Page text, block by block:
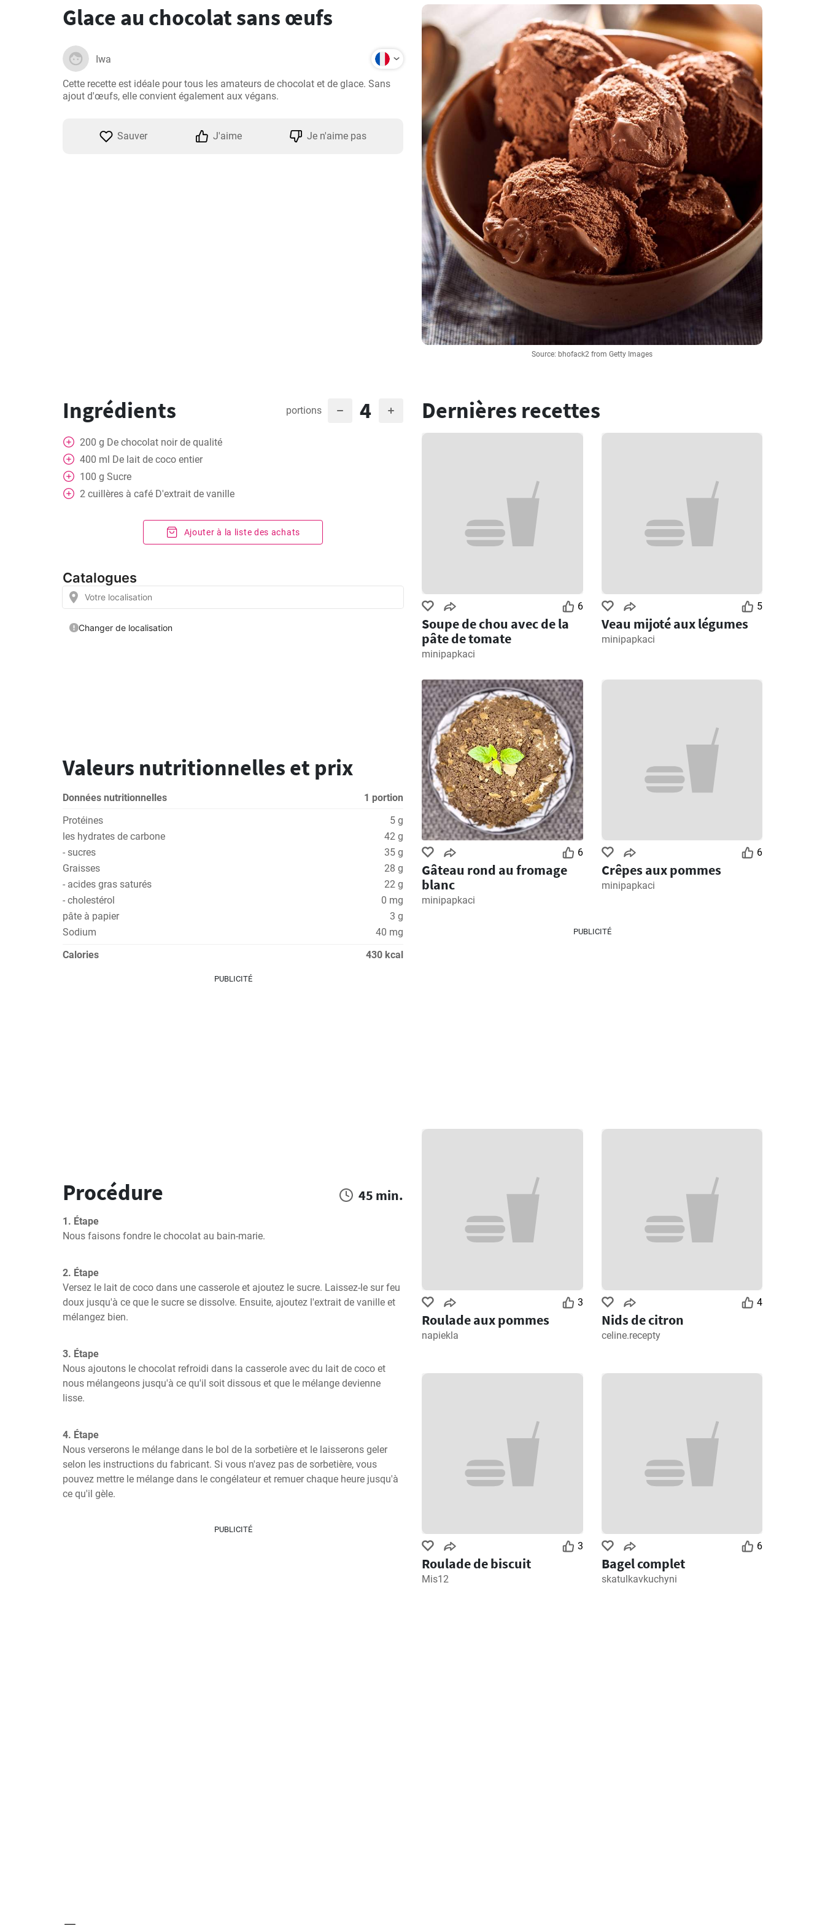
Source: bhofack2 from Getty Images
Glace au chocolat sans œufs
Iwa
Cette recette est idéale pour tous les amateurs de chocolat et de glace. Sans
ajout d'œufs, elle convient également aux végans.
Sauver J'aime Je n'aime pas
Ingrédients portions 4
200 g De chocolat noir de qualité
400 ml De lait de coco entier
100 g Sucre
2 cuillères à café D'extrait de vanille
Ajouter à la liste des achats
Valeurs nutritionnelles et prix
Données nutritionnelles
1 portion
Protéines
5 g
les hydrates de carbone
42 g
- sucres
35 g
Graisses
28 g
- acides gras saturés
22 g
- cholestérol
0 mg
pâte à papier
3 g
Sodium
40 mg
Calories
430 kcal
PUBLICITÉ
Procédure 45 min.
1. Étape
Nous faisons fondre le chocolat au bain-marie.
2. Étape
Versez le lait de coco dans une casserole et ajoutez le sucre. Laissez-le sur feu
doux jusqu'à ce que le sucre se dissolve. Ensuite, ajoutez l'extrait de vanille et
mélangez bien.
3. Étape
Nous ajoutons le chocolat refroidi dans la casserole avec du lait de coco et
nous mélangeons jusqu'à ce qu'il soit dissous et que le mélange devienne
lisse.
4. Étape
Nous verserons le mélange dans le bol de la sorbetière et le laisserons geler
selon les instructions du fabricant. Si vous n'avez pas de sorbetière, vous
pouvez mettre le mélange dans le congélateur et remuer chaque heure jusqu'à
ce qu'il gèle.
PUBLICITÉ
Dernières recettes
6
Soupe de chou avec de la
pâte de tomate
minipapkaci
5
Veau mijoté aux légumes
minipapkaci
6
Gâteau rond au fromage
blanc
minipapkaci
6
Crêpes aux pommes
minipapkaci
PUBLICITÉ
3
Roulade aux pommes
napiekla
4
Nids de citron
celine.recepty
3
Roulade de biscuit
Mis12
6
Bagel complet
skatulkavkuchyni